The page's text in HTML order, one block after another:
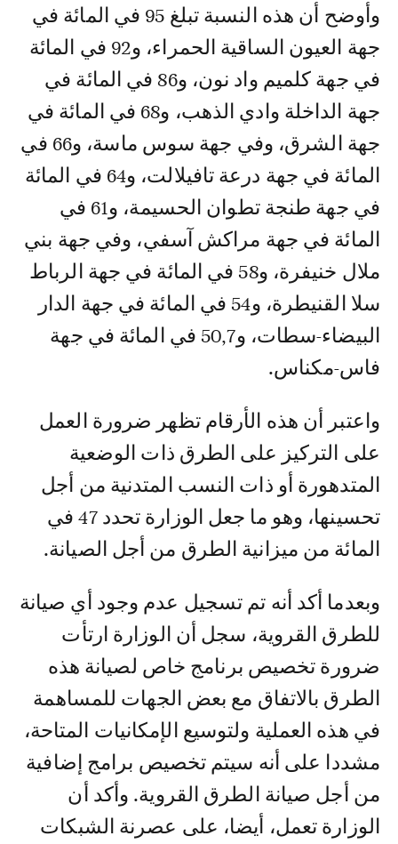
وأوضح أن هذه النسبة تبلغ 95 في المائة في
جهة العيون الساقية الحمراء، و92 في المائة
في جهة كلميم واد نون، و86 في المائة في
جهة الداخلة وادي الذهب، و68 في المائة في
جهة الشرق، وفي جهة سوس ماسة، و66 في
المائة في جهة درعة تافيلالت، و64 في المائة
في جهة طنجة تطوان الحسيمة، و61 في
المائة في جهة مراكش آسفي، وفي جهة بني
ملال خنيفرة، و58 في المائة في جهة الرباط
سلا القنيطرة، و54 في المائة في جهة الدار
البيضاء-سطات، و50,7 في المائة في جهة
فاس-مكناس.
واعتبر أن هذه الأرقام تظهر ضرورة العمل
على التركيز على الطرق ذات الوضعية
المتدهورة أو ذات النسب المتدنية من أجل
تحسينها، وهو ما جعل الوزارة تحدد 47 في
المائة من ميزانية الطرق من أجل الصيانة.
وبعدما أكد أنه تم تسجيل عدم وجود أي صيانة
للطرق القروية، سجل أن الوزارة ارتأت
ضرورة تخصيص برنامج خاص لصيانة هذه
الطرق بالاتفاق مع بعض الجهات للمساهمة
في هذه العملية ولتوسيع الإمكانيات المتاحة،
مشددا على أنه سيتم تخصيص برامج إضافية
من أجل صيانة الطرق القروية. وأكد أن
الوزارة تعمل، أيضا، على عصرنة الشبكات